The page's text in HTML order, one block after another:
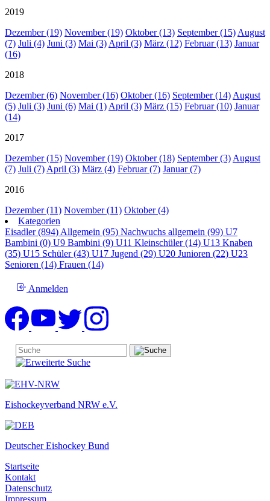
2019
Dezember (19) November (19) Oktober (13) September (15)August
(7) Juli (4) Juni (3) Mai (3)April (3) März (12) Februar (13) Januar
(16)
2018
Dezember (6) November (16) Oktober (16) September (14)August
(5) Juli (3) Juni (6) Mai (1)April (3) März (15) Februar (10) Januar
(14)
2017
Dezember (15) November (19) Oktober (18) September (3)August
(7) Juli (7)April (3) März (4) Februar (7) Januar (7)
2016
Dezember (11) November (11) Oktober (4)
Kategorien
Eisadler (894)Allgemein (95) Nachwuchs allgemein (99) U7
Bambini (0) U9 Bambini (9) U11 Kleinschüler (14) U13 Knaben
(35) U15 Schüler (43) U17 Jugend (29) U20 Junioren (22) U23
Senioren (14) Frauen (14)
Anmelden
Eishockeyverband NRW e.V.
Deutscher Eishockey Bund
Startseite
Kontakt
Datenschutz